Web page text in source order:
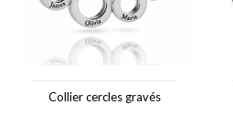
Collier cercles gravés